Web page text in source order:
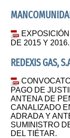
DE 2015 Y 2016.
REDEXIS GAS,
PAGO DE
ANTENA DE
CANALIZADO
ADRADA Y
SUMINISTRO
DEL TIÉTAR.